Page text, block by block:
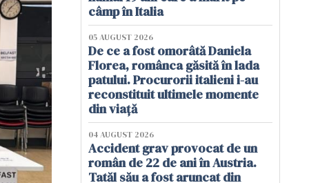
câmp în Italia
05 AUGUST 2026
De ce a fost omorâtă Daniela
Florea, românca găsită în lada
patului. Procurorii italieni i-au
reconstituit ultimele momente
din viață
04 AUGUST 2026
Accident grav provocat de un
român de 22 de ani în Austria.
Tatăl său a fost aruncat din